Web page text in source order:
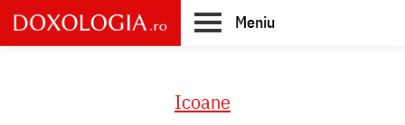
Skip
to
main
Meniu
Icoane